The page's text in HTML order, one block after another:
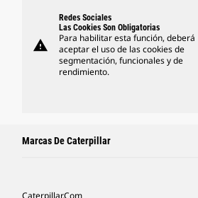
warning
Redes Sociales
Las Cookies Son Obligatorias
Para habilitar esta función, deberá
aceptar el uso de las cookies de
segmentación, funcionales y de
rendimiento.
Marcas De Caterpillar
Caterpillar.com